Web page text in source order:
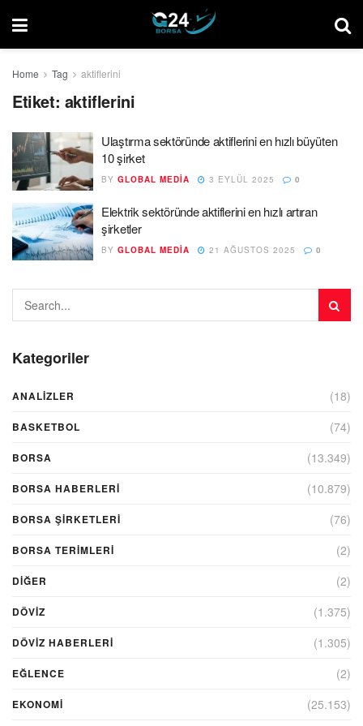
Home Tag aktiflerini
Etiket: aktiflerini
Ulaştırma sektöründe aktiflerini en hızlı büyüten
10 şirket
BY GLOBAL MEDIA 3 EYLÜL 2025 0
Elektrik sektöründe aktiflerini en hızlı artıran
şirketler
BY GLOBAL MEDIA 21 AĞUSTOS 2025 0
Kategoriler
ANALIZLER (18)
BASKETBOL (74)
BORSA (13.349)
BORSA HABERLERI (10.879)
BORSA ŞIRKETLERI (76)
BORSA TERIMLERI (2)
DIĞER (2)
DÖVİZ (1.375)
DÖVIZ HABERLERI (1.305)
EĞLENCE (2)
EKONOMİ (25.153)